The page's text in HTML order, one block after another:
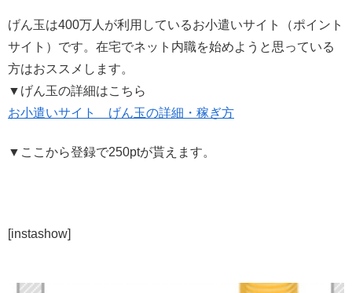
げん玉は400万人が利用しているお小遣いサイト（ポイント
サイト）です。在宅でネット内職を始めようと思っている
方はおススメします。
▼げん玉の詳細はこちら
お小遣いサイト げん玉の詳細・稼ぎ方
▼ここから登録で250ptが貰えます。
[instashow]